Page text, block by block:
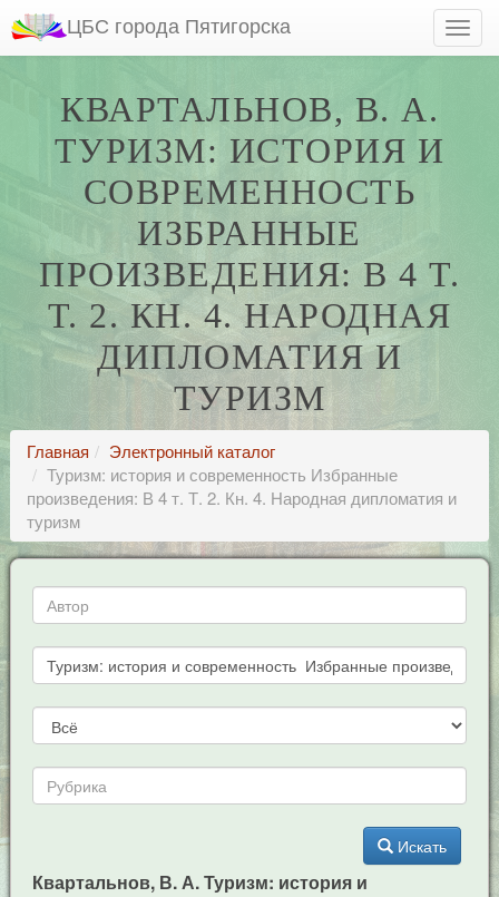
ЦБС города Пятигорска
КВАРТАЛЬНОВ, В. А.
ТУРИЗМ: ИСТОРИЯ И
СОВРЕМЕННОСТЬ
ИЗБРАННЫЕ
ПРОИЗВЕДЕНИЯ: В 4 Т.
Т. 2. КН. 4. НАРОДНАЯ
ДИПЛОМАТИЯ И
ТУРИЗМ
Главная
Электронный каталог
Туризм: история и современность Избранные
произведения: В 4 т. Т. 2. Кн. 4. Народная дипломатия и
туризм
Искать
Квартальнов, В. А. Туризм: история и